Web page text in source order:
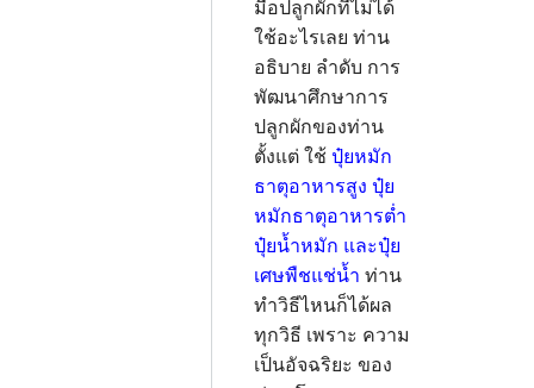
มือปลูกผักที่ไม่ได้
ใช้อะไรเลย ท่าน
อธิบาย ลำดับ การ
พัฒนาศึกษาการ
ปลูกผักของท่าน
ตั้งแต่ ใช้ ปุ๋ยหมัก
ธาตุอาหารสูง ปุ๋ย
หมักธาตุอาหารต่ำ
ปุ๋ยน้ำหมัก และปุ๋ย
เศษพืชแช่น้ำ ท่าน
ทำวิธีไหนก็ได้ผล
ทุกวิธี เพราะ ความ
เป็นอัจฉริยะ ของ